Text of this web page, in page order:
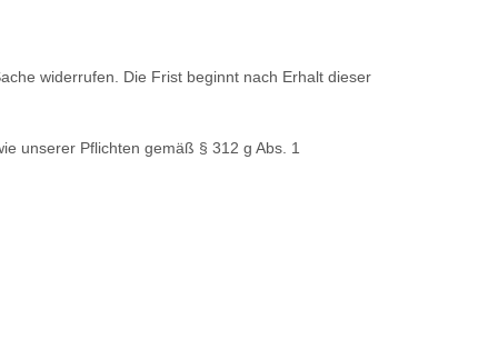
widerrufen. Die Frist beginnt nach Erhalt dieser
unserer Pflichten gemäß § 312 g Abs. 1